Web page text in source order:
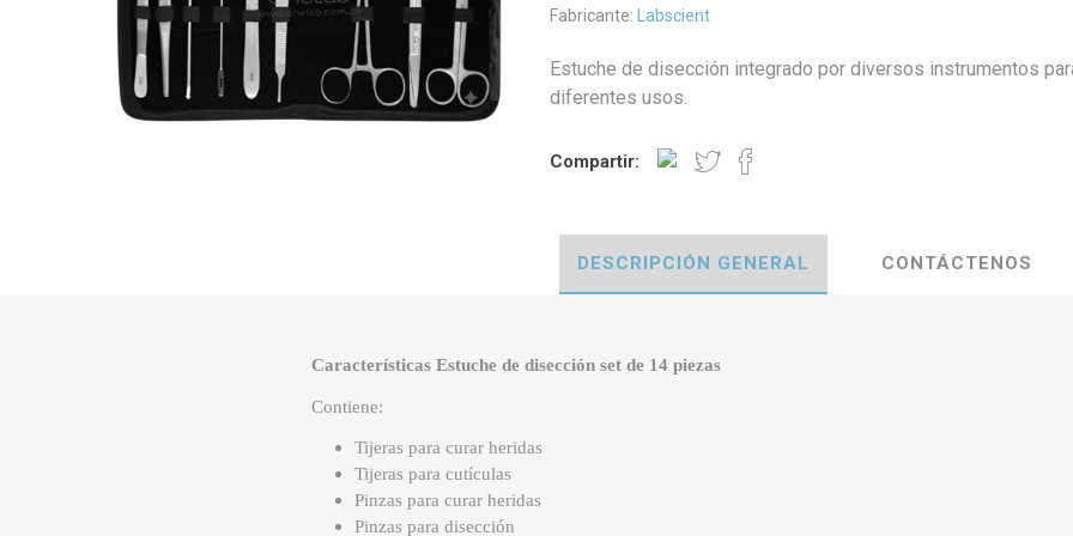
Fabricante: Labscient
Estuche de disección integrado por diversos instrumentos
diferentes usos.
Compartir:
DESCRIPCIÓN GENERAL CONTÁCTENOS
Características Estuche de disección set de 14 piezas
Contiene:
Tijeras para curar heridas
Tijeras para cutículas
Pinzas para curar heridas
Pinzas para disección